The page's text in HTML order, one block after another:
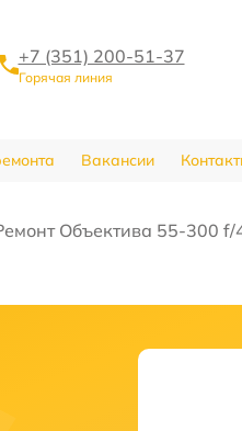
+7 (351) 200-51-37
Горячая линия
Вакансии
Объектива 55-300 f/